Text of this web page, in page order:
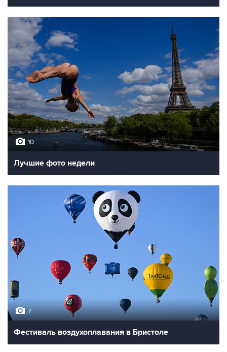
10
Лучшие фото недели
7
Фестиваль воздухоплавания в Бристоле